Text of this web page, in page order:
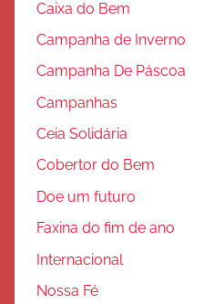
Caixa do Bem
Campanha de Inverno
Campanha De Páscoa
Campanhas
Ceia Solidária
Cobertor do Bem
Doe um futuro
Faxina do fim de ano
Internacional
Nossa Fé